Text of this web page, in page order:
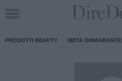
PRODOTTI BEAUTY DIETA DIMAGRANTE